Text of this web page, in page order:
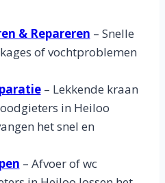
& Repareren – Snelle
of vochtproblemen
– Lekkende kraan
in Heiloo
het snel en
– Afvoer of wc